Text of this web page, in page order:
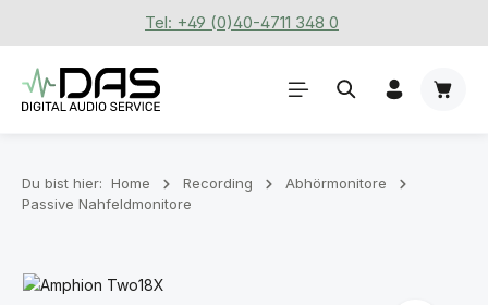
Zum Hauptinhalt springenTel: +49 (0)40-4711 348 0
Du bist hier: Home Recording
Abhörmonitore
Passive Nahfeldmonitore
Bildergalerie überspringen